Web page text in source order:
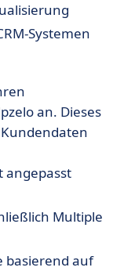
Systemen
an. Dieses
angepasst
Multiple
basierend auf